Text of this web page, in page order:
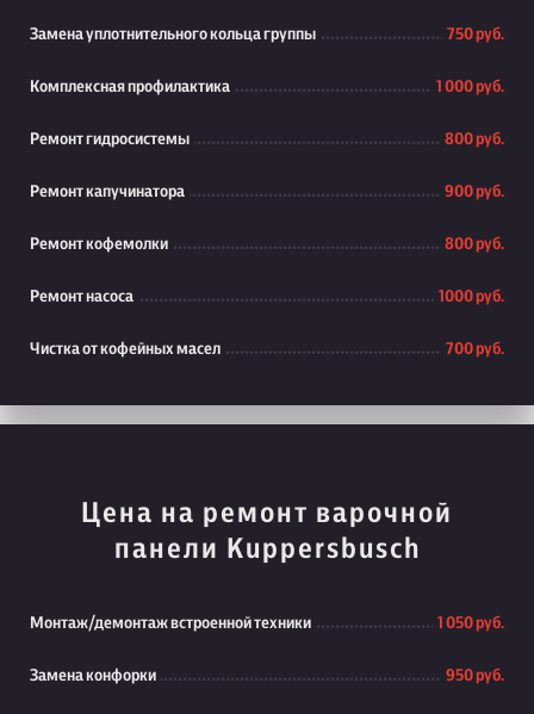
Замена уплотнительного кольца группы 750 руб.
Комплексная профилактика 1 000 руб.
Ремонт гидросистемы 800 руб.
Ремонт капучинатора 900 руб.
Ремонт кофемолки 800 руб.
Ремонт насоса 1000 руб.
Чистка от кофейных масел 700 руб.
Цена на ремонт варочной
панели Kuppersbusch
Монтаж/демонтаж встроенной техники 1 050 руб.
Замена конфорки 950 руб.